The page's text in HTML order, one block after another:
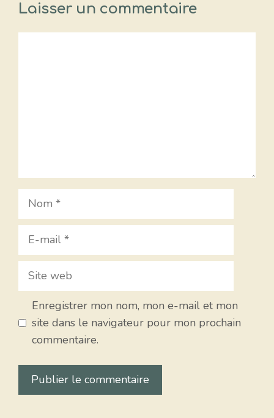
Laisser un commentaire
Nom
E-
Site
Enregistrer mon nom, mon e-mail et mon
site dans le navigateur pour mon prochain
commentaire.